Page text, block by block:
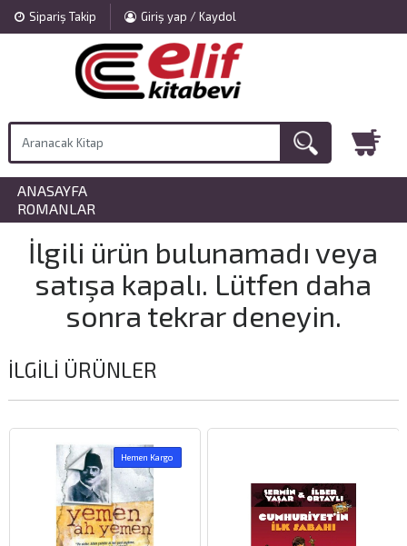
Sipariş Takip Giriş yap / Kaydol
ANASAYFA
ROMANLAR
İlgili ürün bulunamadı veya
satışa kapalı. Lütfen daha
sonra tekrar deneyin.
İLGILI ÜRÜNLER
Hemen Kargo